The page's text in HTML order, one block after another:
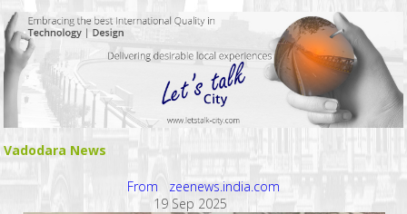
Vadodara News
From zeenews.india.com
19 Sep 2025